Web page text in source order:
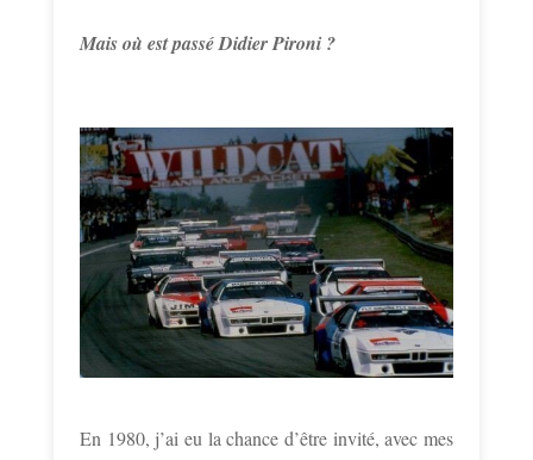
Mais où est passé Didier Pironi ?
En 1980, j’ai eu la chance d’être invité, avec mes